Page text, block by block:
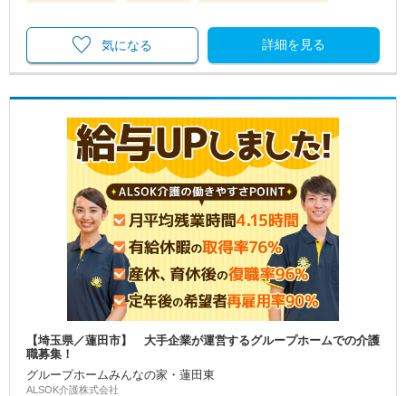
詳細を見る
気になる
【埼玉県／蓮田市】 大手企業が運営するグループホームでの介護
職募集！
グループホームみんなの家・蓮田東
ALSOK介護株式会社